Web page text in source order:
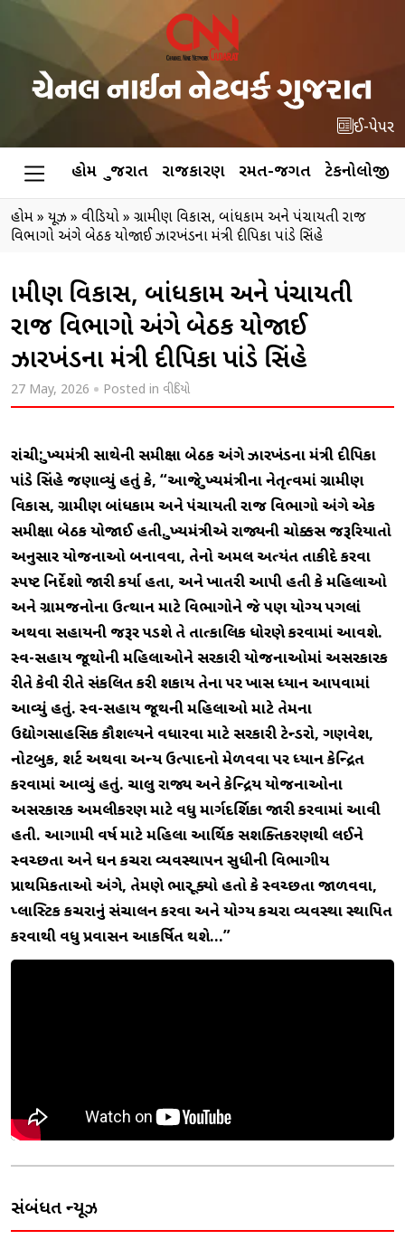
ઈ-પેપર
હોમ ગુજરાત રાજકારણ રમત-જગત ટેકનોલોજી
હોમ» ન્યૂઝ » વીડિયો» ગ્રામીણ વિકાસ, બાંધકામ અને પંચાયતી રાજ
વિભાગો અંગે બેઠક યોજાઈ ઝારખંડના મંત્રી દીપિકા પાંડે સિંહે
ગ્રામીણ વિકાસ, બાંધકામ અને પંચાયતી
રાજ વિભાગો અંગે બેઠક યોજાઈ
ઝારખંડના મંત્રી દીપિકા પાંડે સિંહે
27 May, 2026 Posted in વીડિયો
રાંચી: મુખ્યમંત્રી સાથેની સમીક્ષા બેઠક અંગે ઝારખંડના મંત્રી દીપિકા
પાંડે સિંહે જણાવ્યું હતું કે, “આજે મુખ્યમંત્રીના નેતૃત્વમાં ગ્રામીણ
વિકાસ, ગ્રામીણ બાંધકામ અને પંચાયતી રાજ વિભાગો અંગે એક
સમીક્ષા બેઠક યોજાઈ હતી. મુખ્યમંત્રીએ રાજ્યની ચોક્કસ જરૂરિયાતો
અનુસાર યોજનાઓ બનાવવા, તેનો અમલ અત્યંત તાકીદે કરવા
સ્પષ્ટ નિર્દેશો જારી કર્યા હતા, અને ખાતરી આપી હતી કે મહિલાઓ
અને ગ્રામજનોના ઉત્થાન માટે વિભાગોને જે પણ યોગ્ય પગલાં
અથવા સહાયની જરૂર પડશે તે તાત્કાલિક ધોરણે કરવામાં આવશે.
સ્વ-સહાય જૂથોની મહિલાઓને સરકારી યોજનાઓમાં અસરકારક
રીતે કેવી રીતે સંકલિત કરી શકાય તેના પર ખાસ ધ્યાન આપવામાં
આવ્યું હતું. સ્વ-સહાય જૂથની મહિલાઓ માટે તેમના
ઉદ્યોગસાહસિક કૌશલ્યને વધારવા માટે સરકારી ટેન્ડરો, ગણવેશ,
નોટબુક, શર્ટ અથવા અન્ય ઉત્પાદનો મેળવવા પર ધ્યાન કેન્દ્રિત
કરવામાં આવ્યું હતું. ચાલુ રાજ્ય અને કેન્દ્રિય યોજનાઓના
અસરકારક અમલીકરણ માટે વધુ માર્ગદર્શિકા જારી કરવામાં આવી
હતી. આગામી વર્ષ માટે મહિલા આર્થિક સશક્તિકરણથી લઈને
સ્વચ્છતા અને ઘન કચરા વ્યવસ્થાપન સુધીની વિભાગીય
પ્રાથમિકતાઓ અંગે, તેમણે ભાર મૂક્યો હતો કે સ્વચ્છતા જાળવવા,
પ્લાસ્ટિક કચરાનું સંચાલન કરવા અને યોગ્ય કચરા વ્યવસ્થા સ્થાપિત
કરવાથી વધુ પ્રવાસન આકર્ષિત થશે…”
સંબંધિત ન્યૂઝ